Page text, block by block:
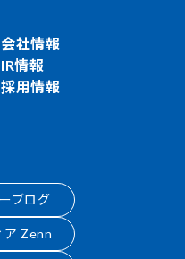
会社情報
IR情報
採用情報
ブログ
ア Zenn